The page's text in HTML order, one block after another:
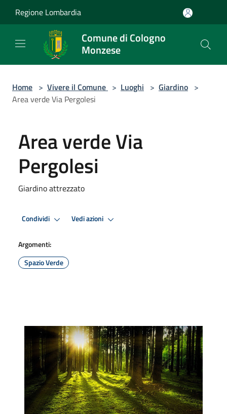
Regione Lombardia
Comune di Cologno
Monzese
Home > Vivere il Comune > Luoghi > Giardino >
Area verde Via Pergolesi
Area verde Via
Pergolesi
Giardino attrezzato
Condividi Vedi azioni
Argomenti:
Spazio Verde